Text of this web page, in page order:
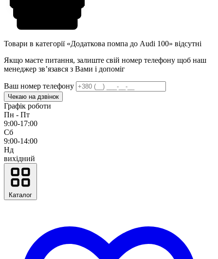
Товари в категорії «Додаткова помпа до Audi 100» відсутні
Якщо маєте питання, залиште свій номер телефону щоб наш
менеджер звʼязався з Вами і допоміг
Ваш номер телефону
Чекаю на дзвінок
Графік роботи
Пн - Пт
9:00-17:00
Сб
9:00-14:00
Нд
вихідний
Каталог